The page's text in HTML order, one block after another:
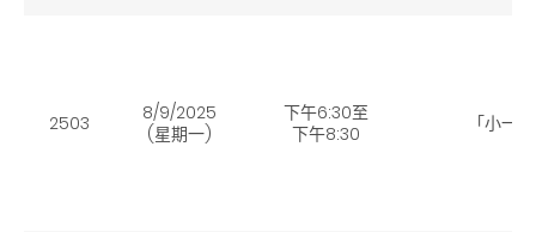
2503
8/9/2025
(星期一)
下午6:30至
下午8:30
「小一